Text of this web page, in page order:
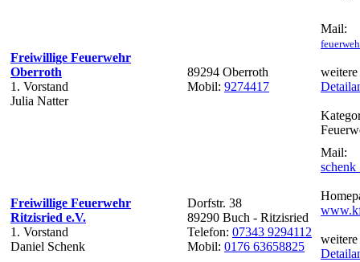
Freiwillige Feuerwehr
Oberroth
1. Vorstand
Julia Natter
89294 Oberroth
Mobil: 9274417
Mail:
Freiwillige Feuerwehr
Ritzisried e.V.
1. Vorstand
Daniel Schenk
Dorfstr. 38
89290 Buch - Ritzisried
Telefon: 07343 9294112
Mobil: 0176 63658825
Mail: